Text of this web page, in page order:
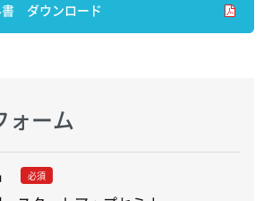
書 ダウンロード
ォーム
必須